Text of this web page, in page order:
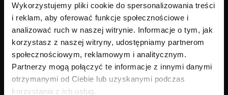
Wykorzystujemy pliki cookie do spersonalizowania treści
i reklam, aby oferować funkcje społecznościowe i
analizować ruch w naszej witrynie. Informacje o tym, jak
korzystasz z naszej witryny, udostępniamy partnerom
społecznościowym, reklamowym i analitycznym.
Partnerzy mogą połączyć te informacje z innymi danymi
otrzymanymi od Ciebie lub uzyskanymi podczas
korzystania z ich usług.